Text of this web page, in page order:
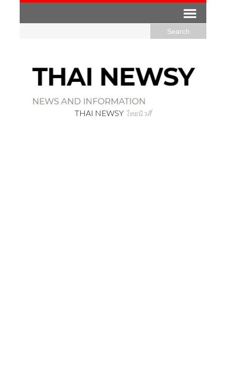
THAI NEWSY ไทยนิวสี่